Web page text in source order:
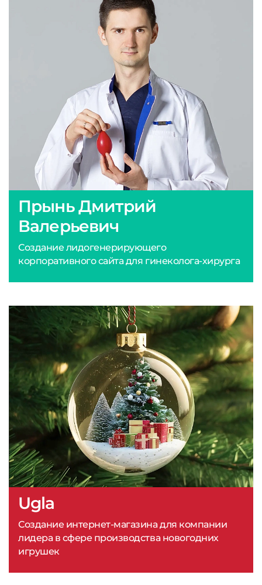
Ugla
Создание интернет-магазина для компании
лидера в сфере производства новогодних
игрушек
Прынь Дмитрий
Валерьевич
Создание лидогенерирующего
корпоративного сайта для гинеколога-хирурга